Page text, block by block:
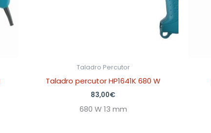
Taladro Percutor
Taladro percutor HP1641K 680 W
83,00€
680 W 13 mm